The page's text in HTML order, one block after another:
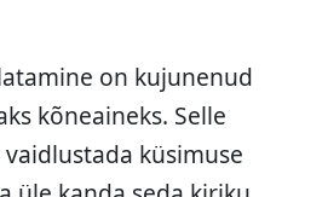
on kujunenud
kõneaineks. Selle
küsimuse